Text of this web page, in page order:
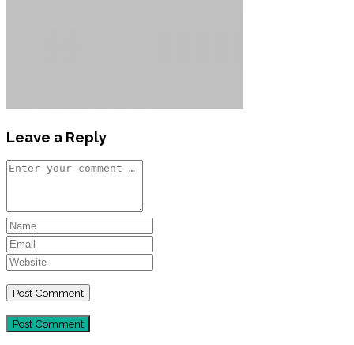
Leave a Reply
Post Comment